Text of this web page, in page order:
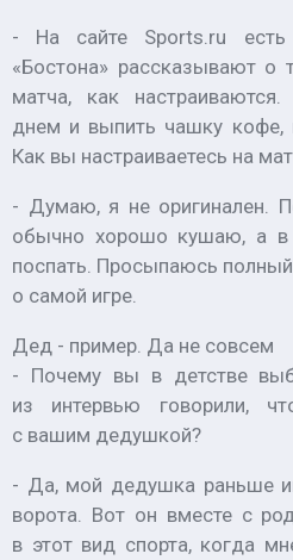
- На сайте Sports.ru есть
«Бостона» рассказывают
матча, как
днем и выпить чашку кофе,
Как вы настраиваетесь на
- Думаю, я не оригинален.
обычно хорошо кушаю, а в
поспать. Просыпаюсь
о самой игре.
Дед - пример. Да не совсем
- Почему вы в детстве
из интервью говорили,
с вашим дедушкой?
- Да, мой дедушка раньше
ворота. Вот он вместе с
в этот вид спорта, когда